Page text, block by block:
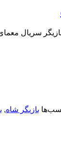
بازیگر شاه,